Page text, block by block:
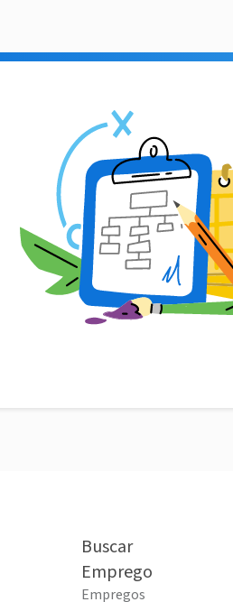
Buscar
Emprego
Empregos